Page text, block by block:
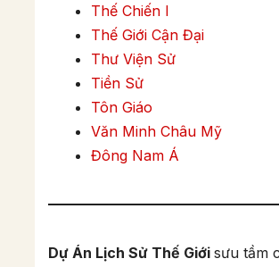
Thế Chiến I
Thế Giới Cận Đại
Thư Viện Sử
Tiền Sử
Tôn Giáo
Văn Minh Châu Mỹ
Đông Nam Á
Dự Án Lịch Sử Thế Giới sưu tầm